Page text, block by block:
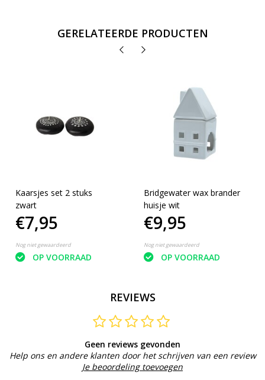
GERELATEERDE PRODUCTEN
Kaarsjes set 2 stuks
zwart
€7,95
Nog niet gewaardeerd
OP VOORRAAD
Bridgewater wax brander
huisje wit
€9,95
Nog niet gewaardeerd
OP VOORRAAD
REVIEWS
Geen reviews gevonden
Help ons en andere klanten door het schrijven van een review
Je beoordeling toevoegen